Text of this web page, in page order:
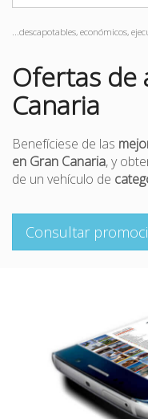
...descapotables, económicos,
Ofertas de
Canaria
Benefíciese de las
en Gran Canaria, y
de un vehículo de
Consultar